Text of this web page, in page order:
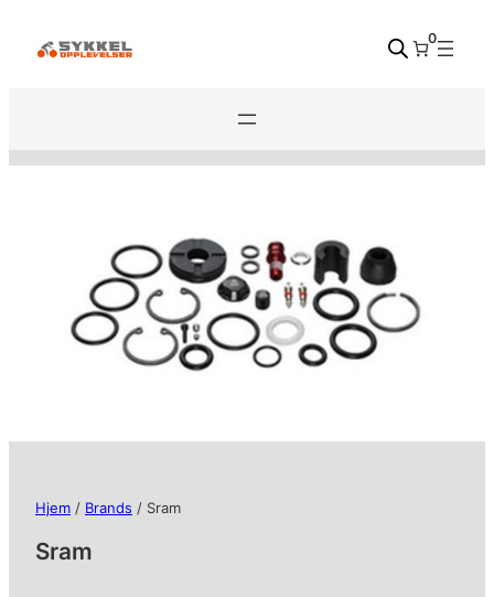
0
Hjem / Brands / Sram
Sram